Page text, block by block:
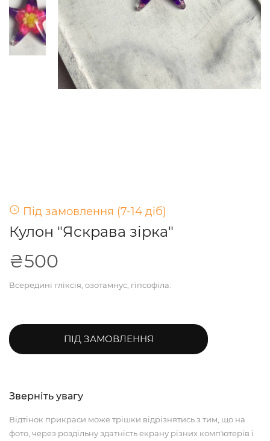
Під замовлення (7-14 діб)
Кулон "Яскрава зірка"
₴500
Всередині гліксія, озотамнус, гіпсофіла.
ПІД ЗАМОВЛЕННЯ
Зверніть увагу
Відтінок прикраси може трішки відрізнятись з тим, що на
фото, через роздільну здатність екрану різних компʼютерів і